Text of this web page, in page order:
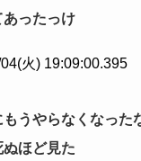
ったっけ
火) 19:09:00.395
うやらなくなった
ほど見た